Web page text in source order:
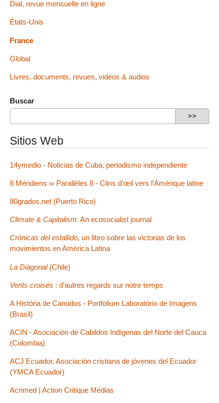
Dial, revue mensuelle en ligne
États-Unis
France
Global
Livres, documents, revues, vidéos & audios
Buscar
Sitios Web
14ymedio - Noticias de Cuba, periodismo independiente
8 Méridiens ∞ Parallèles 8 - Clins d’œil vers l’Amérique latine
80grados.net (Puerto Rico)
Climate & Capitalism: An ecosocialist journal
Crónicas del estallido, un libro sobre las victorias de los
movimientos en América Latina
La Diagonal(Chile)
Vents croisés : d’autres regards sur notre temps
A História de Canudos - Portfolium Laboratório de Imagens
(Brasil)
ACIN - Asociación de Cabildos Indígenas del Norte del Cauca
(Colombia)
ACJ Ecuador, Asociación cristiana de jóvenes del Ecuador
(YMCA Ecuador)
Acrimed | Action Critique Médias